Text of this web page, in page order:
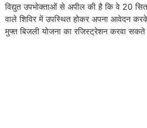
विद्युत उपभोक्ताओं से अपील की है कि वे 20
वाले शिविर में उपस्थित होकर अपना आवेदन
मुफ्त बिजली योजना का रजिस्ट्रेशन करवा सकते